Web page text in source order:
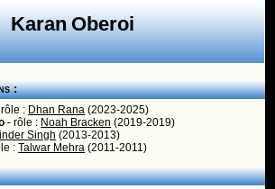
Karan Oberoi
:
: Dhan Rana (2023-2025)
- rôle : Noah Bracken (2019-2019)
Singh (2013-2013)
:Talwar Mehra (2011-2011)